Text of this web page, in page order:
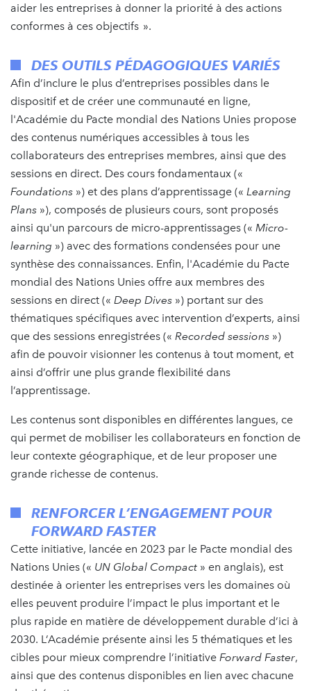
aider les entreprises à donner la priorité à des actions
conformes à ces objectifs ».
DES OUTILS PÉDAGOGIQUES VARIÉS
Afin d’inclure le plus d’entreprises possibles dans le
dispositif et de créer une communauté en ligne,
l'Académie du Pacte mondial des Nations Unies propose
des contenus numériques accessibles à tous les
collaborateurs des entreprises membres, ainsi que des
sessions en direct. Des cours fondamentaux («
Foundations ») et des plans d’apprentissage (« Learning
Plans »), composés de plusieurs cours, sont proposés
ainsi qu'un parcours de micro-apprentissages (« Micro-
learning ») avec des formations condensées pour une
synthèse des connaissances. Enfin, l'Académie du Pacte
mondial des Nations Unies offre aux membres des
sessions en direct (« Deep Dives ») portant sur des
thématiques spécifiques avec intervention d’experts, ainsi
que des sessions enregistrées (« Recorded sessions »)
afin de pouvoir visionner les contenus à tout moment, et
ainsi d’offrir une plus grande flexibilité dans
l’apprentissage.
Les contenus sont disponibles en différentes langues, ce
qui permet de mobiliser les collaborateurs en fonction de
leur contexte géographique, et de leur proposer une
grande richesse de contenus.
RENFORCER L’ENGAGEMENT POUR
FORWARD FASTER
Cette initiative, lancée en 2023 par le Pacte mondial des
Nations Unies (« UN Global Compact » en anglais), est
destinée à orienter les entreprises vers les domaines où
elles peuvent produire l’impact le plus important et le
plus rapide en matière de développement durable d’ici à
2030. L’Académie présente ainsi les 5 thématiques et les
cibles pour mieux comprendre l’initiative Forward Faster,
ainsi que des contenus disponibles en lien avec chacune